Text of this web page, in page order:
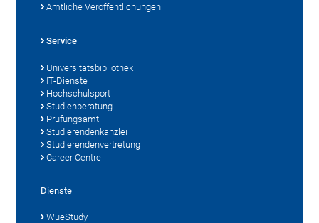
Amtliche Veröffentlichungen
Service
Universitätsbibliothek
IT-Dienste
Hochschulsport
Studienberatung
Prüfungsamt
Studierendenkanzlei
Studierendenvertretung
Career Centre
Dienste
WueStudy